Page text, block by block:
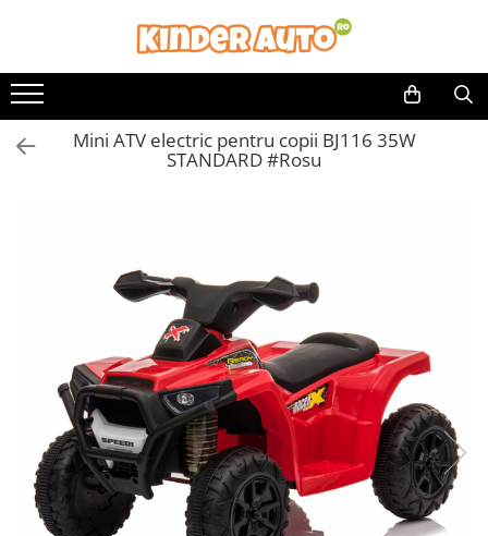
Toate Produsele
Produse in stoc
Masinute electrice
Motociclete Drift-Trike
Masinute electrice Mercedes
Masinute electrice tip SUV
Piese & Accesorii
Jucarii RC cu telecomanda
Mini ATV electric pentru copii BJ116 35W
STANDARD #Rosu